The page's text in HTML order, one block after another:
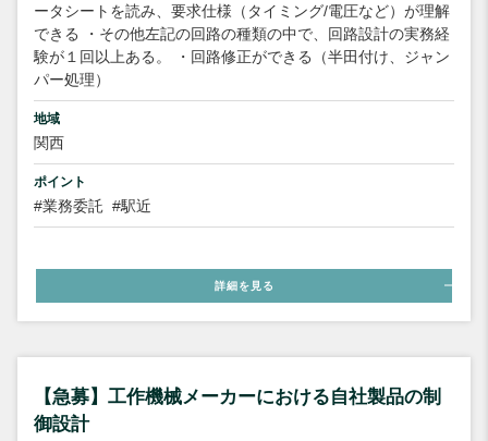
ータシートを読み、要求仕様（タイミング/電圧など）が理解
できる ・その他左記の回路の種類の中で、回路設計の実務経
験が１回以上ある。 ・回路修正ができる（半田付け、ジャン
パー処理）
地域
関西
ポイント
#業務委託 #駅近
詳細を見る
【急募】工作機械メーカーにおける自社製品の制
御設計